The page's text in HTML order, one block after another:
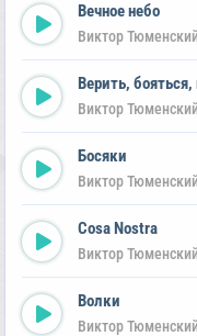
Вечное небо
Виктор Тюменский
Верить, бояться,
Виктор Тюменский
Босяки
Виктор Тюменский
Cosa Nostra
Виктор Тюменский
Волки
Виктор Тюменский